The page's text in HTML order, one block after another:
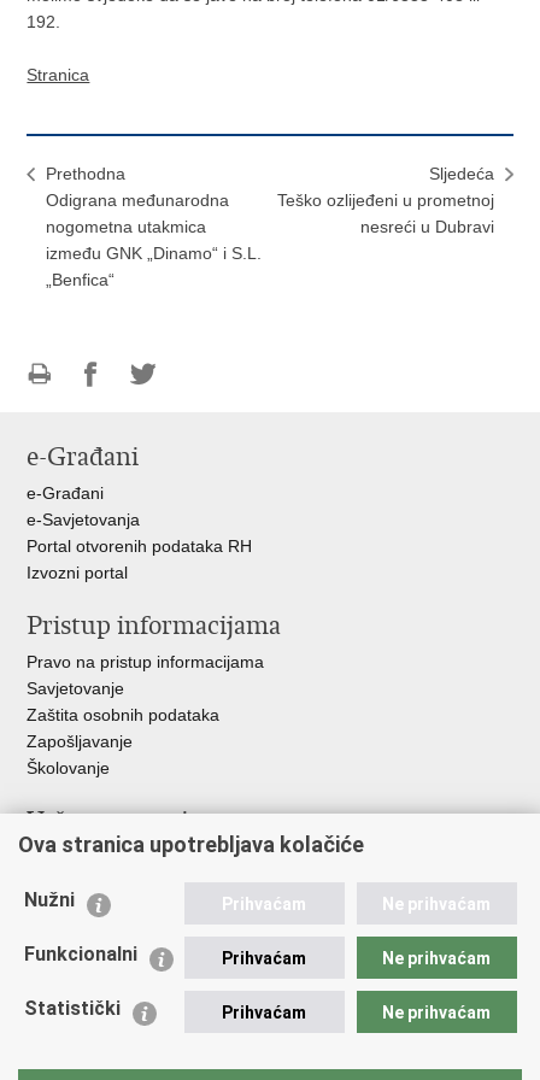
192.
Stranica
Prethodna
Odigrana međunarodna
nogometna utakmica
između GNK „Dinamo“ i S.L.
„Benfica“
Sljedeća
Teško ozlijeđeni u prometnoj
nesreći u Dubravi
FacebookuTwitteru
e-Građani
e-Građani
e-Savjetovanja
Portal otvorenih podataka RH
Izvozni portal
Pristup informacijama
Pravo na pristup informacijama
Savjetovanje
Zaštita osobnih podataka
Zapošljavanje
Školovanje
Važne poveznice
Ministarstvo unutarnjih poslova
Udruge
Policijska akademija
Zaklada policijske solidarnosti
Vučetić"
Ova stranica upotrebljava kolačiće
Nužni Prihvaćam Ne prihvaćam
Funkcionalni Prihvaćam Ne prihvaćam
Statistički Prihvaćam Ne prihvaćam